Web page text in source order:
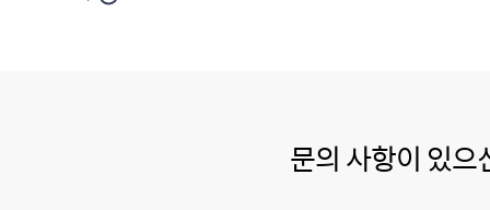
문의 사항이 있으